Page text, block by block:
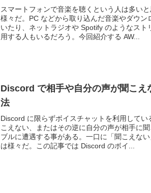
スマートフォンで音楽を聴くという人は多い
様々だ。PC などから取り込んだ音楽やダウン
いたり、ネットラジオや Spotify のようなスト
用する人もいるだろう。今回紹介する AW...
Discord で相手や自分の声が聞こえ
法
Discord に限らずボイスチャットを利用してい
こえない、またはその逆に自分の声が相手に
ブルに遭遇する事がある。一口に「聞こえな
は様々だ。この記事では Discord のボイ...